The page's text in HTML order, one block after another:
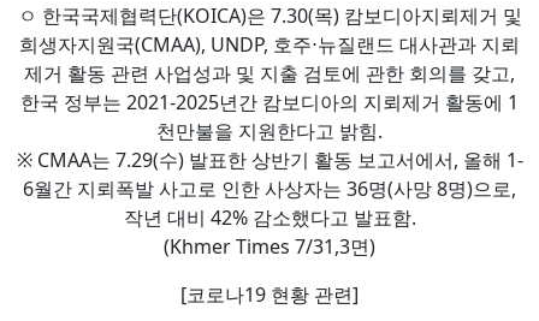
ㅇ 한국국제협력단(KOICA)은 7.30(목) 캄보디아지뢰제거 및
희생자지원국(CMAA), UNDP, 호주⋅뉴질랜드 대사관과 지뢰
제거 활동 관련 사업성과 및 지출 검토에 관한 회의를 갖고,
한국 정부는 2021-2025년간 캄보디아의 지뢰제거 활동에 1
천만불을 지원한다고 밝힘.
※ CMAA는 7.29(수) 발표한 상반기 활동 보고서에서, 올해 1-
6월간 지뢰폭발 사고로 인한 사상자는 36명(사망 8명)으로,
작년 대비 42% 감소했다고 발표함.
(Khmer Times 7/31,3면)
[코로나19 현황 관련]